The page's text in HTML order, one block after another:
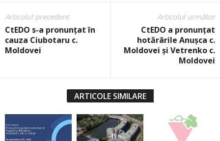
Articolul precedent
CtEDO s-a pronunțat în
cauza Ciubotaru c.
Moldovei
Articolul următor
CtEDO a pronunțat
hotărârile Anușca c.
Moldovei și Vetrenko c.
Moldovei
ARTICOLE SIMILARE